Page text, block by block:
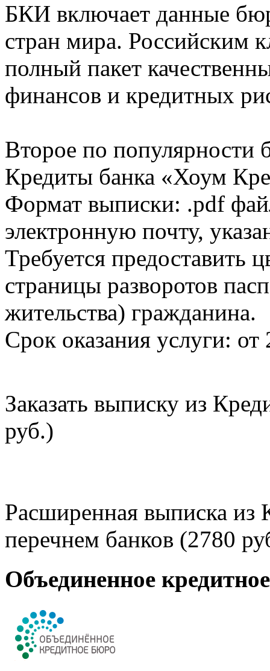
БКИ включает данные
стран мира. Российским
полный пакет
финансов и кредитных
Второе по популярности
Кредиты банка «Хоум
Формат выписки: .pdf
электронную почту,
Требуется предоставить
страницы разворотов
жительства) гражданина.
Срок оказания услуги: от
Заказать выписку из
руб.)
Расширенная выписка из
перечнем банков (2780
Объединенное